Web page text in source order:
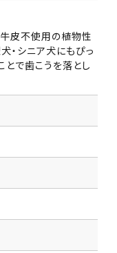
牛皮不使用の植物性
・シニア犬にもぴっ
とで歯こうを落とし